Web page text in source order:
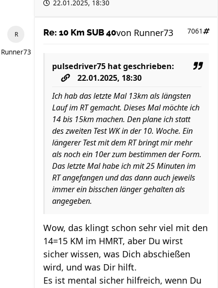
22.01.2025, 18:30
Runner73
Re: 10 Km SUB 40 7061
von Runner73
pulsedriver75 hat geschrieben:
22.01.2025, 18:30
Ich hab das letzte Mal 13km als längsten
Lauf im RT gemacht. Dieses Mal möchte ich
14 bis 15km machen. Den plane ich statt
des zweiten Test WK in der 10. Woche. Ein
längerer Test mit dem RT bringt mir mehr
als noch ein 10er zum bestimmen der Form.
Das letzte Mal habe ich mit 25 Minuten im
RT angefangen und das dann auch jeweils
immer ein bisschen länger gehalten als
angegeben.
Wow, das klingt schon sehr viel mit den
14=15 KM im HMRT, aber Du wirst
sicher wissen, was Dich abschießen
wird, und was Dir hilft.
Es ist mental sicher hilfreich, wenn Du